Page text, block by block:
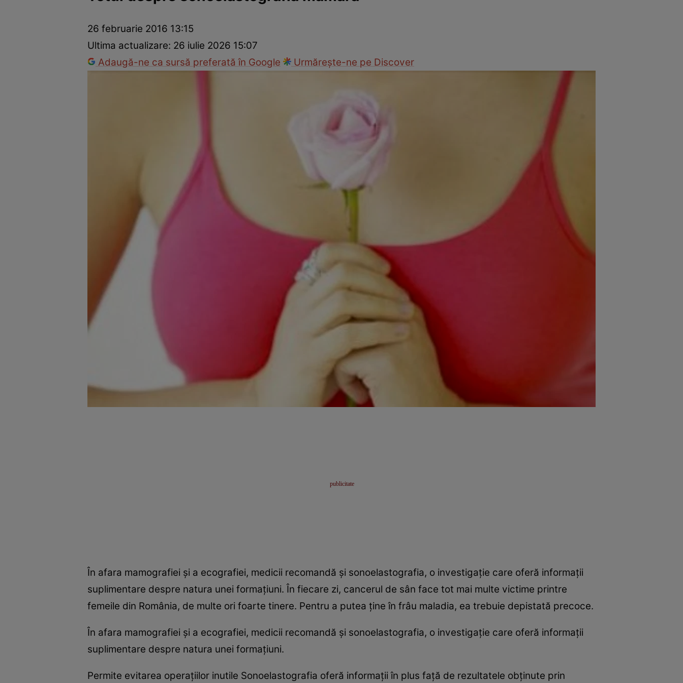
Prevenție și tratamentRemedii naturiste Medicii răspund
26 februarie 2016 13:15
Ultima actualizare: 26 iulie 2026 15:07
Adaugă-ne ca sursă preferată în Google
Urmărește-ne pe Discover
În afara mamografiei şi a ecografiei, medicii recomandă şi sonoelastografia, o investigaţie care oferă informaţii
suplimentare despre natura unei formaţiuni. În fiecare zi, cancerul de sân face tot mai multe victime printre
femeile din România, de multe ori foarte tinere. Pentru a putea ţine în frâu maladia, ea trebuie depistată precoce.
În afara mamografiei şi a ecografiei, medicii recomandă şi sonoelastografia, o investigaţie care oferă informaţii
suplimentare despre natura unei formaţiuni.
Permite evitarea operaţiilor inutile Sonoelastografia oferă informaţii în plus faţă de rezultatele obţinute prin